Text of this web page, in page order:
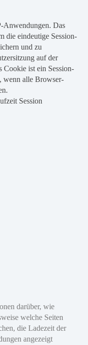
Anwendungen. Das
die eindeutige Session-
und zu
auf der
Cookie ist ein Session-
wenn alle Browser-
Session
darüber, wie
welche Seiten
die Ladezeit der
angezeigt